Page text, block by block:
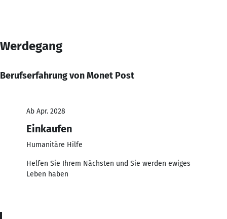
Werdegang
Berufserfahrung von Monet Post
Ab Apr. 2028
Einkaufen
Humanitäre Hilfe
Helfen Sie Ihrem Nächsten und Sie werden ewiges
Leben haben